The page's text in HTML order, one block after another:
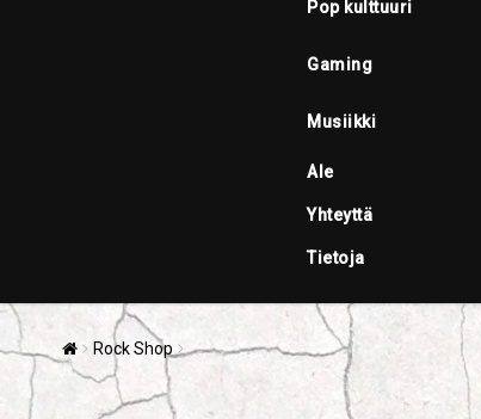
Pop kulttuuri
Gaming
Musiikki
Ale
Yhteyttä
Tietoja
Rock Shop